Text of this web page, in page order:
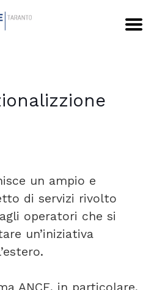
un ampio e
di servizi rivolto
operatori che si
un’iniziativa
ANCE, in particolare,